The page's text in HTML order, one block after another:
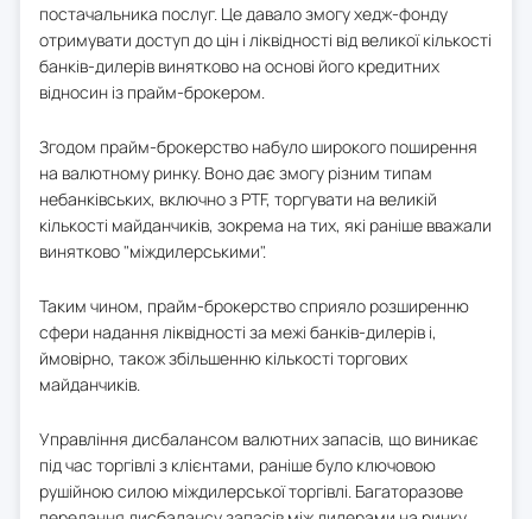
постачальника послуг. Це давало змогу хедж-фонду
отримувати доступ до цін і ліквідності від великої кількості
банків-дилерів винятково на основі його кредитних
відносин із прайм-брокером.
Згодом прайм-брокерство набуло широкого поширення
на валютному ринку. Воно дає змогу різним типам
небанківських, включно з PTF, торгувати на великій
кількості майданчиків, зокрема на тих, які раніше вважали
винятково "міждилерськими".
Таким чином, прайм-брокерство сприяло розширенню
сфери надання ліквідності за межі банків-дилерів і,
ймовірно, також збільшенню кількості торгових
майданчиків.
Управління дисбалансом валютних запасів, що виникає
під час торгівлі з клієнтами, раніше було ключовою
рушійною силою міждилерської торгівлі. Багаторазове